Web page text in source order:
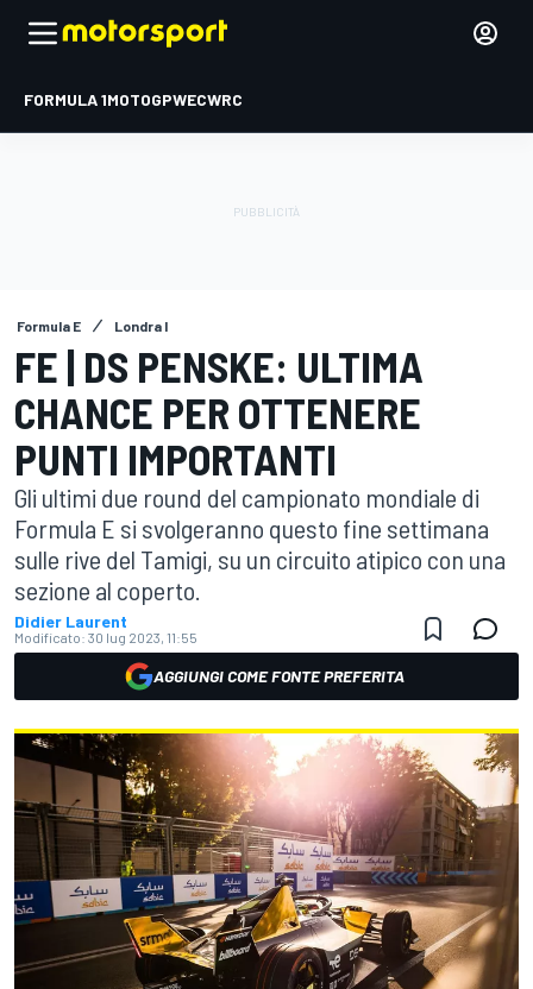
FORMULA 1MOTOGPWECWRC
Formula E Londra I
FE | DS PENSKE: ULTIMA
CHANCE PER OTTENERE
PUNTI IMPORTANTI
Gli ultimi due round del campionato mondiale di
Formula E si svolgeranno questo fine settimana
sulle rive del Tamigi, su un circuito atipico con una
sezione al coperto.
Didier Laurent
Modificato: 30 lug 2023, 11:55
AGGIUNGI COME FONTE PREFERITA